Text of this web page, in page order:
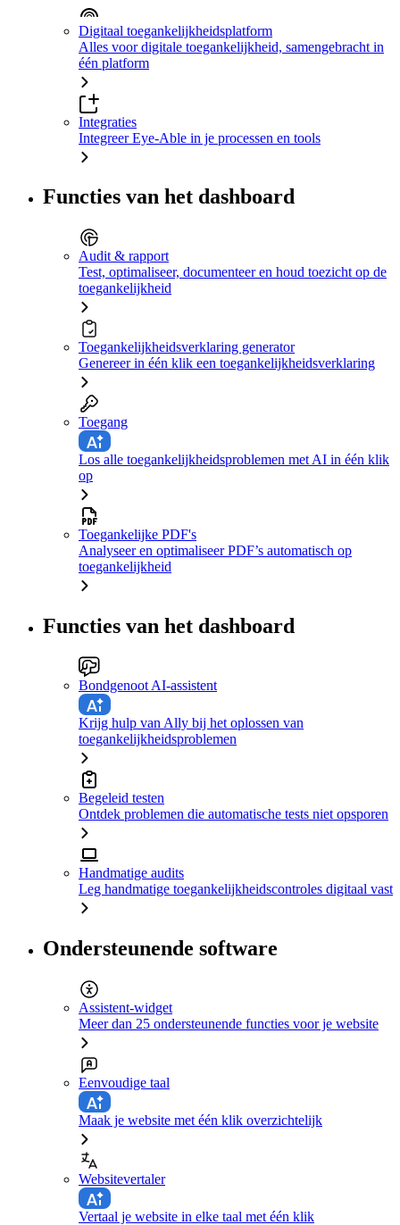
Digitaal toegankelijkheidsplatform
Alles voor digitale toegankelijkheid, samengebracht in
één platform
Integraties
Integreer Eye-Able in je processen en tools
Functies van het dashboard
Audit & rapport
Test, optimaliseer, documenteer en houd toezicht op de
toegankelijkheid
Toegankelijkheidsverklaring generator
Genereer in één klik een toegankelijkheidsverklaring
Toegang
Los alle toegankelijkheidsproblemen met AI in één klik
op
Toegankelijke PDF's
Analyseer en optimaliseer PDF’s automatisch op
toegankelijkheid
Functies van het dashboard
Bondgenoot AI-assistent
Krijg hulp van Ally bij het oplossen van
toegankelijkheidsproblemen
Begeleid testen
Ontdek problemen die automatische tests niet opsporen
Handmatige audits
Leg handmatige toegankelijkheidscontroles digitaal vast
Ondersteunende software
Assistent-widget
Meer dan 25 ondersteunende functies voor je website
Eenvoudige taal
Maak je website met één klik overzichtelijk
Websitevertaler
Vertaal je website in elke taal met één klik